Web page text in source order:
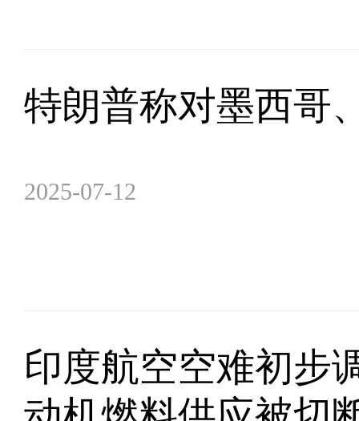
特朗普称对墨西哥
2025-07-12
印度航空空难初步